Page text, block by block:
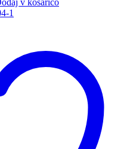
v košarico